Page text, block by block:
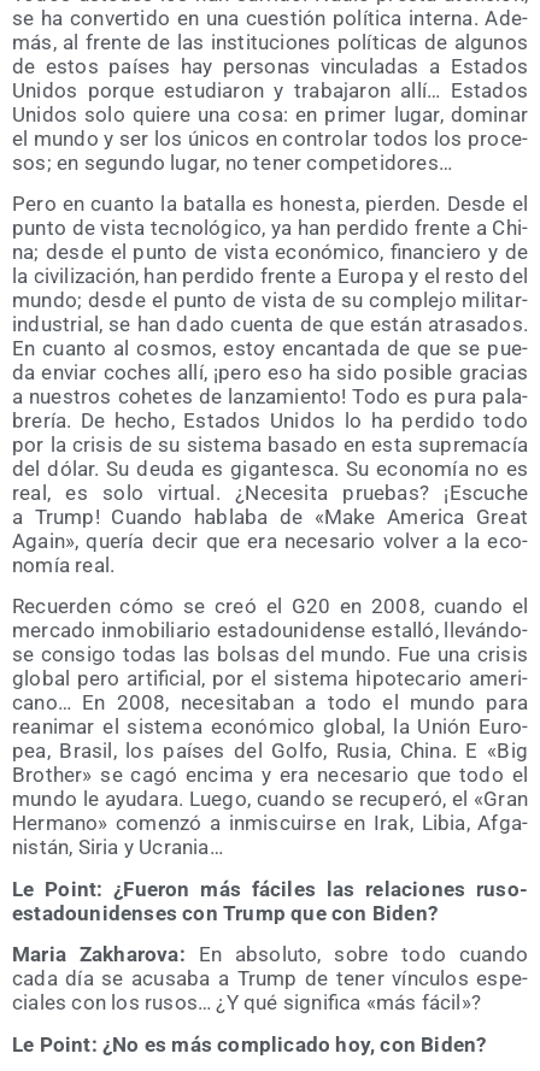
se ha con­ver­ti­do en una cues­tión polí­ti­ca inter­na. Ade­
más, al fren­te de las ins­ti­tu­cio­nes polí­ti­cas de algu­nos
de estos paí­ses hay per­so­nas vin­cu­la­das a Esta­dos
Uni­dos por­que estu­dia­ron y tra­ba­ja­ron allí… Esta­dos
Uni­dos solo quie­re una cosa: en pri­mer lugar, domi­nar
el mun­do y ser los úni­cos en con­tro­lar todos los pro­ce­
sos; en segun­do lugar, no tener competidores…
Pero en cuan­to la bata­lla es hones­ta, pier­den. Des­de el
pun­to de vis­ta tec­no­ló­gi­co, ya han per­di­do fren­te a Chi­
na; des­de el pun­to de vis­ta eco­nó­mi­co, finan­cie­ro y de
la civi­li­za­ción, han per­di­do fren­te a Euro­pa y el res­to del
mun­do; des­de el pun­to de vis­ta de su com­ple­jo mili­tar-
indus­trial, se han dado cuen­ta de que están atra­sa­dos.
En cuan­to al cos­mos, estoy encan­ta­da de que se pue­
da enviar coches allí, ¡pero eso ha sido posi­ble gra­cias
a nues­tros cohe­tes de lan­za­mien­to! Todo es pura pala­
bre­ría. De hecho, Esta­dos Uni­dos lo ha per­di­do todo
por la cri­sis de su sis­te­ma basa­do en esta supre­ma­cía
del dólar. Su deu­da es gigan­tes­ca. Su eco­no­mía no es
real, es solo vir­tual. ¿Nece­si­ta prue­bas? ¡Escu­che
a Trump! Cuan­do habla­ba de «Make Ame­ri­ca Great
Again», que­ría decir que era nece­sa­rio vol­ver a la eco­
no­mía real.
Recuer­den cómo se creó el G20 en 2008, cuan­do el
mer­ca­do inmo­bi­lia­rio esta­dou­ni­den­se esta­lló, lle­ván­do­
se con­si­go todas las bol­sas del mun­do. Fue una cri­sis
glo­bal pero arti­fi­cial, por el sis­te­ma hipo­te­ca­rio ame­ri­
cano… En 2008, nece­si­ta­ban a todo el mun­do para
reani­mar el sis­te­ma eco­nó­mi­co glo­bal, la Unión Euro­
pea, Bra­sil, los paí­ses del Gol­fo, Rusia, Chi­na. E «Big
Brother» se cagó enci­ma y era nece­sa­rio que todo el
mun­do le ayu­da­ra. Lue­go, cuan­do se recu­pe­ró, el «Gran
Her­mano» comen­zó a inmis­cuir­se en Irak, Libia, Afga­
nis­tán, Siria y Ucrania…
Le Point: ¿Fue­ron más fáci­les las rela­cio­nes ruso-
esta­dou­ni­den­ses con Trump que con Biden?
Maria Zakha­ro­va: En abso­lu­to, sobre todo cuan­do
cada día se acu­sa­ba a Trump de tener víncu­los espe­
cia­les con los rusos… ¿Y qué sig­ni­fi­ca «más fácil»?
Le Point: ¿No es más com­pli­ca­do hoy, con Biden?